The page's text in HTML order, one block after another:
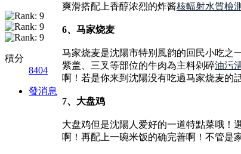
積分
8404
發消息
爽滑搭配上香醇浓烈的炸酱核輻射水質檢
6、马家烧麦
马家烧麦是沈陽市特别風韵的回民小吃之
紫盖、三叉等部位的牛肉為主料剁碎油污
啊！若是你来到沈陽没有吃過马家烧麦的
7、大盘鸡
大盘鸡但是沈陽人爱好的一道特點菜哦！
啊！再配上一碗米饭的确完善啊！不管是